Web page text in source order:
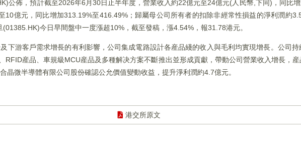
公佈，預計截至2026年6月30日止半年度，營業收入約22億元至24億元(人民幣,下同)，同比
10億元，同比增加313.19%至416.49%；歸屬母公司所有者的扣除非經常性損益的淨利潤約
今日早間盤中一度漲超10%，截至發稿，漲4.54%，報31.78港元。
下游客戶需求增長的有利影響，公司集成電路設計各産品綫的收入與毛利均實現增長。公司
RFID産品、車規級MCU産品及多種解决方案不斷推出並形成貢獻，帶動公司營業收入增長，
晶微半導體有限公司股份確認公允價值變動收益，提升淨利潤約4.7億元。
港交所原文